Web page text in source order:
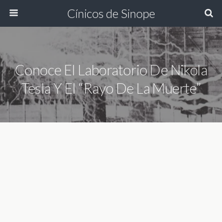
Cínicos de Sinope
Conoce El Laboratorio De Nikola
Tesla Y El “rayo De La Muerte”